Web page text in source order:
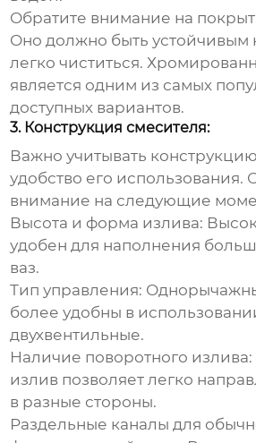
Обратите внимание на
Оно должно быть устойчивым
легко чиститься.
является одним из самых
доступных вариантов.
3. Конструкция смесителя:
Важно учитывать
удобство его использования.
внимание на следующие
Высота и форма излива:
удобен для наполнения
ваз.
Тип управления:
более удобны в
двухвентильные.
Наличие поворотного излива:
излив позволяет легко
в разные стороны.
Раздельные каналы для